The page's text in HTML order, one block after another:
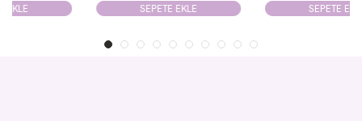
SEPETE EKLE SEPETE EKLE